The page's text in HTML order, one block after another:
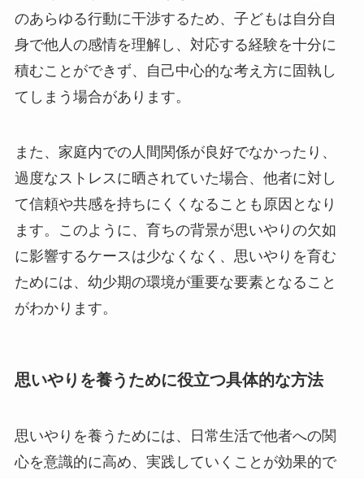
のあらゆる行動に干渉するため、子どもは自分自
身で他人の感情を理解し、対応する経験を十分に
積むことができず、自己中心的な考え方に固執し
てしまう場合があります。
また、家庭内での人間関係が良好でなかったり、
過度なストレスに晒されていた場合、他者に対し
て信頼や共感を持ちにくくなることも原因となり
ます。このように、育ちの背景が思いやりの欠如
に影響するケースは少なくなく、思いやりを育む
ためには、幼少期の環境が重要な要素となること
がわかります。
思いやりを養うために役立つ具体的な方法
思いやりを養うためには、日常生活で他者への関
心を意識的に高め、実践していくことが効果的で